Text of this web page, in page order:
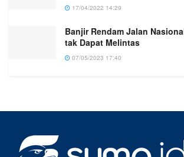
17/04/2022 14:29
Banjir Rendam Jalan
tak Dapat Melintas
07/05/2023 17:40